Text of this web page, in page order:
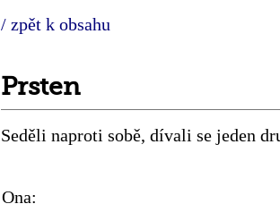
/ zpět k obsahu
Prsten
Seděli naproti sobě, dívali se jeden
Ona: